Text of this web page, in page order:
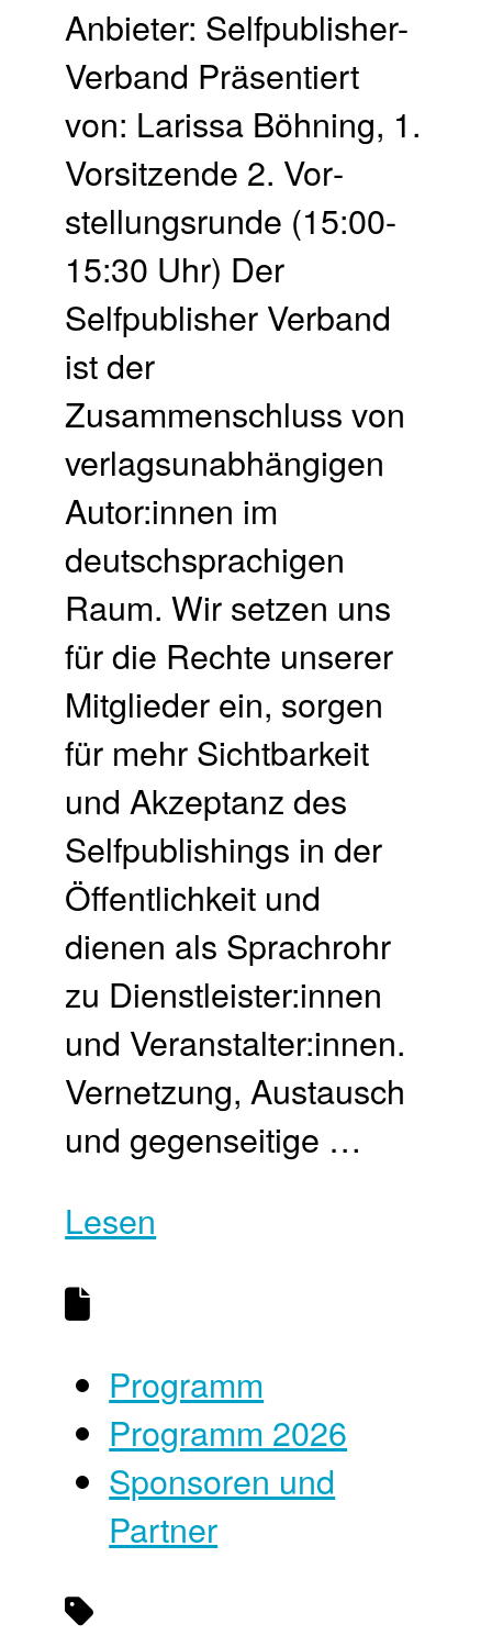
Anbieter: Selfpublisher-
Verband Präsentiert
von: Larissa Böhning, 1.
Vorsitzende 2. Vor­
stellungs­runde (15:00-
15:30 Uhr) Der
Selfpublisher Verband
ist der
Zusammenschluss von
verlagsunabhängigen
Autor:innen im
deutschsprachigen
Raum. Wir setzen uns
für die Rechte unserer
Mitglieder ein, sorgen
für mehr Sichtbarkeit
und Akzeptanz des
Selfpublishings in der
Öffentlichkeit und
dienen als Sprachrohr
zu Dienstleister:innen
und Veranstalter:innen.
Vernetzung, Austausch
und gegenseitige …
Lesen
Programm
Programm 2026
Sponsoren und
Partner